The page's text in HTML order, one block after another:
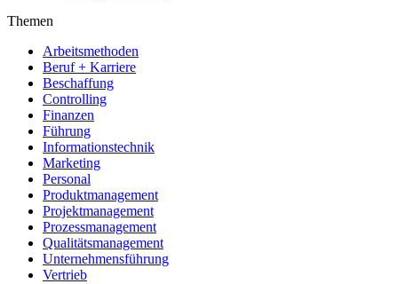
Themen
Arbeitsmethoden
Beruf + Karriere
Beschaffung
Controlling
Finanzen
Führung
Informationstechnik
Marketing
Personal
Produktmanagement
Projektmanagement
Prozessmanagement
Qualitätsmanagement
Unternehmensführung
Vertrieb